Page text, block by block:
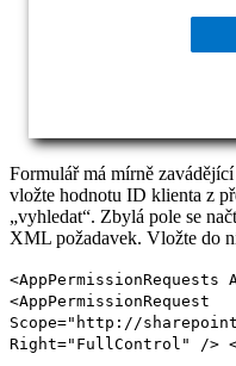
Formulář má mírně
vložte hodnotu ID klienta z
„vyhledat“. Zbylá pole se
XML požadavek. Vložte do
<AppPermissionRequests
<AppPermissionRequest
Scope="http://
Right="FullControl" />